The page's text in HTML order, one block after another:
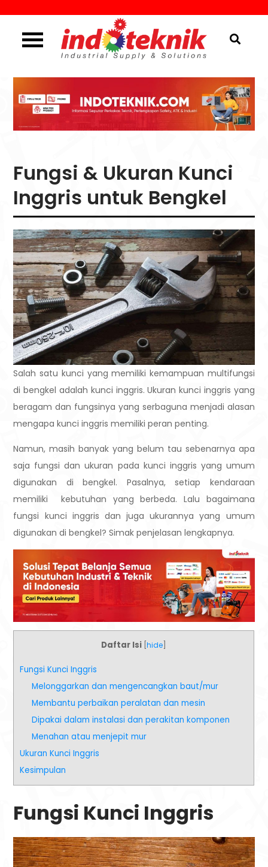
content
Seputar Teknik, Safety,
ATK & Industri
Fungsi & Ukuran Kunci
Inggris untuk Bengkel
Salah satu kunci yang memiliki kemampuan multifungsi
di bengkel adalah kunci inggris. Ukuran kunci inggris yang
beragam dan fungsinya yang serbaguna menjadi alasan
mengapa kunci inggris memiliki peran penting.
Namun, masih banyak yang belum tau sebenarnya apa
saja fungsi dan ukuran pada kunci inggris yang umum
digunakan di bengkel. Pasalnya, setiap kendaraan
memiliki kebutuhan yang berbeda. Lalu bagaimana
fungsi kunci inggris dan juga ukurannya yang umum
digunakan di bengkel? Simak penjelasan lengkapnya.
Daftar Isi [hide
Fungsi Kunci Inggris
Melonggarkan dan mengencangkan baut/mur
Membantu perbaikan peralatan dan mesin
Dipakai dalam instalasi dan perakitan komponen
Menahan atau menjepit mur
Ukuran Kunci Inggris
Kesimpulan
Fungsi Kunci Inggris